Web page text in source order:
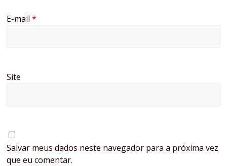
E-mail*
Site
Salvar meus dados neste navegador para a próxima vez
que eu comentar.